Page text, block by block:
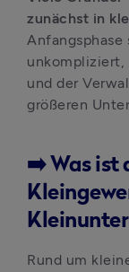
zunächst in
unkompliziert,
und der
größeren
➡️ Was ist
Rund um